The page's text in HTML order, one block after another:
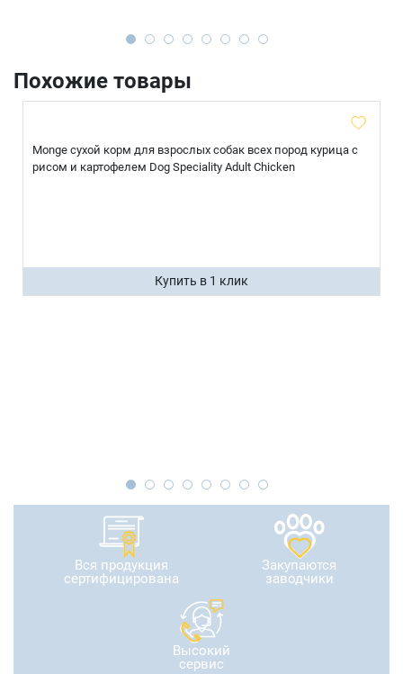
Похожие товары
Monge сухой корм для взрослых собак всех пород курица с
рисом и картофелем Dog Speciality Adult Chicken
Купить в 1 клик
Вся продукция
сертифицирована
Закупаются
заводчики
Высокий
сервис